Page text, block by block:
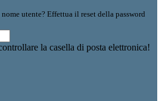
utente? Effettua il reset della password
la casella di posta elettronica!